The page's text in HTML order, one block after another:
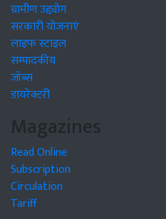
ग्रामीण उद्द्योग
सरकारी योजनाएं
लाइफ स्टाइल
सम्पादकीय
जॉब्स
डायरेक्टरी
Magazines
Read Online
Subscription
Circulation
Tariff